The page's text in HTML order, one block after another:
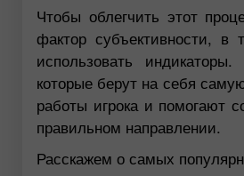
Чтобы облегчить этот
фактор субъективности, в
использовать
которые берут на себя
работы игрока и помогают
правильном направлении.
Расскажем о самых